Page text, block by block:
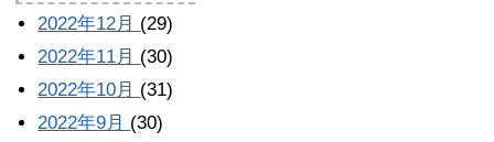
2022年12月 (29)
2022年11月 (30)
2022年10月 (31)
2022年9月 (30)